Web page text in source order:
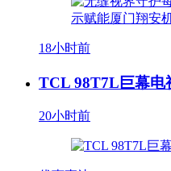
18小时前
TCL 98T7L巨幕电
20小时前